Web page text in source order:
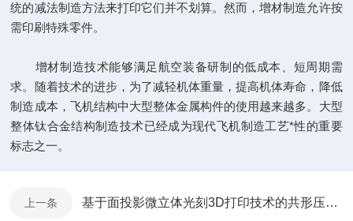
统的减法制造方法来打印它们并不划算。然而，增材制造允许按
需印刷特殊零件。
增材制造技术能够满足航空装备研制的低成本、短周期需
求。随着技术的进步，为了减轻机体重量，提高机体寿命，降低
制造成本，飞机结构中大型整体金属构件的使用越来越多。大型
整体钛合金结构制造技术已经成为现代飞机制造工艺*性的重要
标志之一。
上一条 基于面投影微立体光刻3D打印技术的共形压电传感器设计与制造BMF